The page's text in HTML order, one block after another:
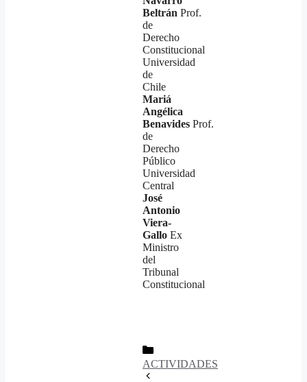
Beltrán Prof.
de
Derecho
Constitucional
Universidad
de
Chile
Mariá
Angélica
Benavides Prof.
de
Derecho
Público
Universidad
Central
José
Antonio
Viera-
Gallo Ex
Ministro
del
Tribunal
Constitucional
Categorías
ACTIVIDADES